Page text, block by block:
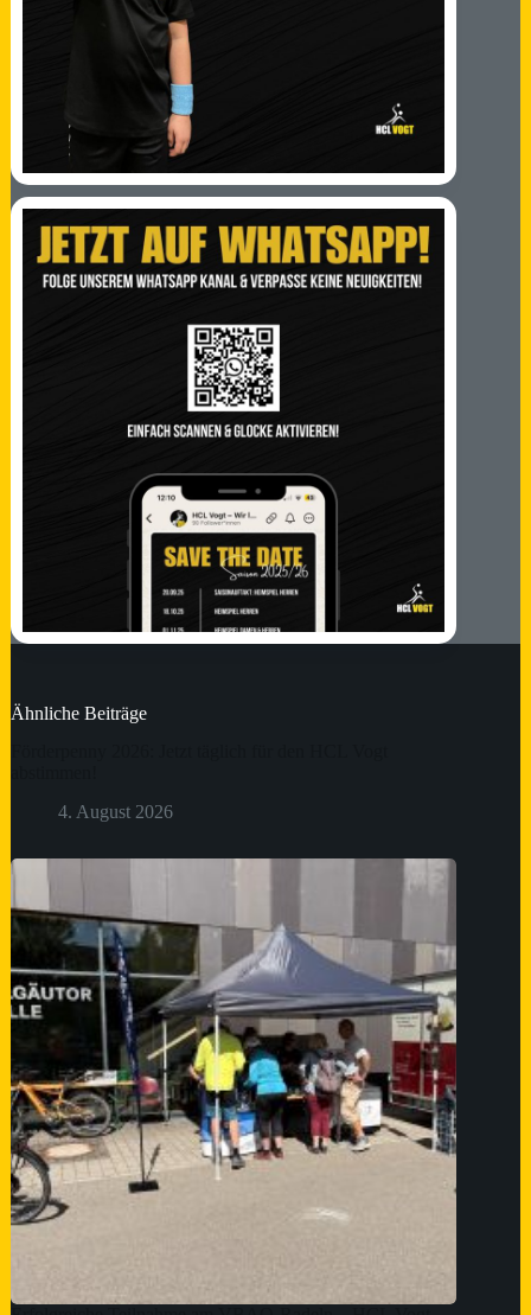
Ähnliche Beiträge
4. August 2026